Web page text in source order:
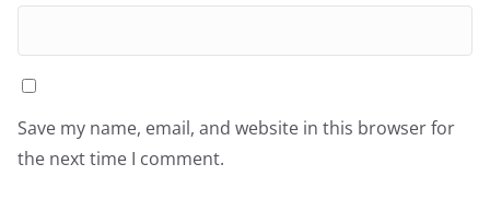
Save my name, email, and website in this browser for
the next time I comment.